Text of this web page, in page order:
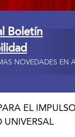
Boletín
NOVEDADES EN
EL
UNIVERSAL